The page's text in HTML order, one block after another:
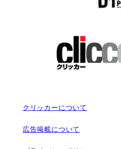
クリッカーについて
広告掲載について